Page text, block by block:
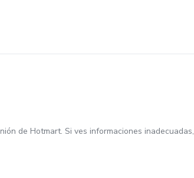
de Hotmart. Si ves informaciones inadecuadas,